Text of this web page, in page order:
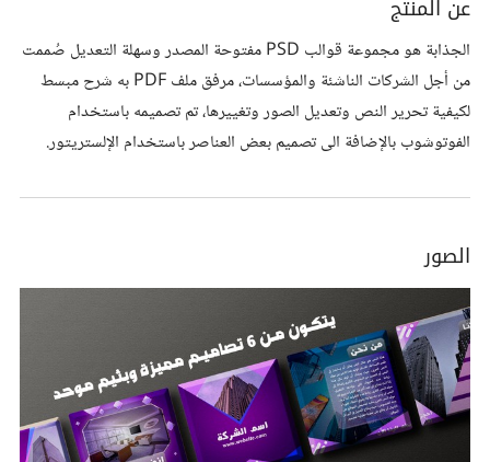
عن المنتج
الجذابة هو مجموعة قوالب PSD مفتوحة المصدر وسهلة التعديل صُممت
من أجل الشركات الناشئة والمؤسسات، مرفق ملف PDF به شرح مبسط
لكيفية تحرير النص وتعديل الصور وتغييرها، تم تصميمه باستخدام
الفوتوشوب بالإضافة الى تصميم بعض العناصر باستخدام الإلستريتور.
الصور